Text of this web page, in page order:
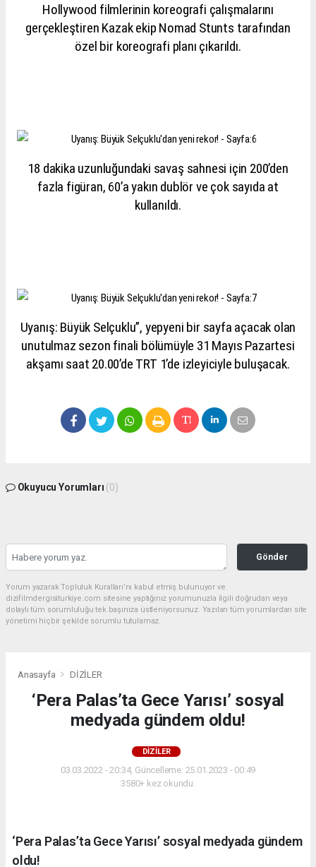
Hollywood filmlerinin koreografi çalışmalarını
gerçekleştiren Kazak ekip Nomad Stunts tarafından
özel bir koreografi planı çıkarıldı.
18 dakika uzunluğundaki savaş sahnesi için 200’den
fazla figüran, 60’a yakın dublör ve çok sayıda at
kullanıldı.
Uyanış: Büyük Selçuklu”, yepyeni bir sayfa açacak olan
unutulmaz sezon finali bölümüyle 31 Mayıs Pazartesi
akşamı saat 20.00’de TRT 1’de izleyiciyle buluşacak.
Okuyucu Yorumları (0)
Gönder
Yorum yazarak Topluluk Kuralları’nı kabul etmiş bulunuyor ve
dizifilmdergisiturkiye.com sitesine yaptığınız yorumunuzla ilgili doğrudan veya
dolaylı tüm sorumluluğu tek başınıza üstleniyorsunuz. Yazılan tüm yorumlardan site
yönetimi hiçbir şekilde sorumlu tutulamaz.
Anasayfa DİZİLER
‘Pera Palas’ta Gece Yarısı’ sosyal
medyada gündem oldu!
DİZİLER
03.03.2022 - 20:34, Güncelleme: 25.01.2023 - 00:49
3580+ kez okundu.
‘Pera Palas’ta Gece Yarısı’ sosyal medyada gündem
oldu!